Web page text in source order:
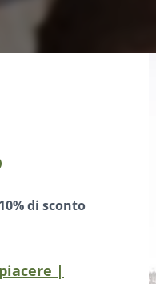
di sconto
|